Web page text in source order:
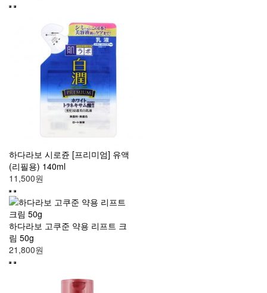
하다라보 시로쥰 [프리미엄] 유액
(리필용) 140ml
11,500원
하다라보 고쿠준 약용 리프트 크
림 50g
21,800원